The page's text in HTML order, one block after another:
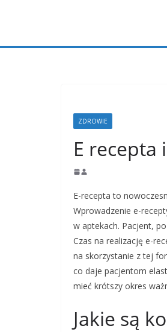
ZDROWIE
E recepta
E-recepta to
Wprowadzenie e-
w aptekach. Pacjent,
Czas na realizację e-
na skorzystanie z tej
co daje pacjentom
mieć krótszy okres
Jakie są